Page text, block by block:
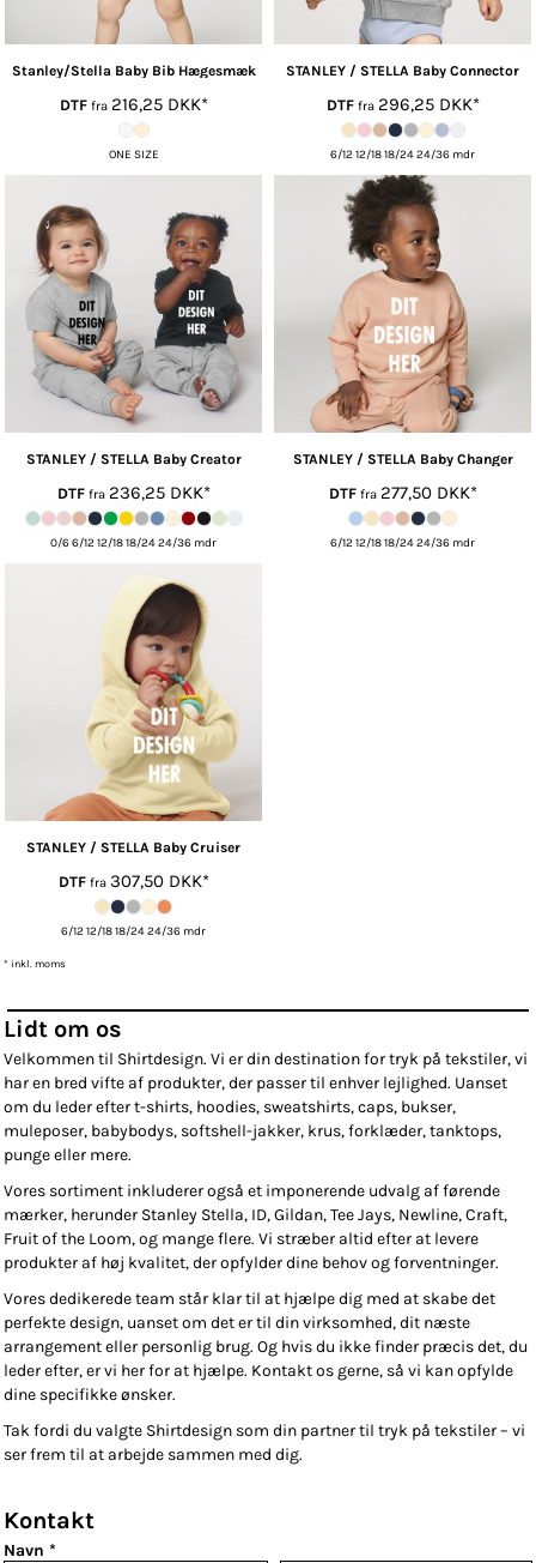
Stanley/Stella Baby Bib Hægesmæk
DTFfra 216,25 DKK*
ONE SIZE
STANLEY / STELLA Baby Connector
DTFfra 296,25 DKK*
6/12 12/18 18/24 24/36 mdr
STANLEY / STELLA Baby Creator
DTFfra 236,25 DKK*
0/6 6/12 12/18 18/24 24/36 mdr
STANLEY / STELLA Baby Changer
DTFfra 277,50 DKK*
6/12 12/18 18/24 24/36 mdr
STANLEY / STELLA Baby Cruiser
DTFfra 307,50 DKK*
6/12 12/18 18/24 24/36 mdr
* inkl. moms
Lidt om os
Velkommen til Shirtdesign. Vi er din destination for tryk på tekstiler, vi
har en bred vifte af produkter, der passer til enhver lejlighed. Uanset
om du leder efter t-shirts, hoodies, sweatshirts, caps, bukser,
muleposer, babybodys, softshell-jakker, krus, forklæder, tanktops,
punge eller mere.
Vores sortiment inkluderer også et imponerende udvalg af førende
mærker, herunder Stanley Stella, ID, Gildan, Tee Jays, Newline, Craft,
Fruit of the Loom, og mange flere. Vi stræber altid efter at levere
produkter af høj kvalitet, der opfylder dine behov og forventninger.
Vores dedikerede team står klar til at hjælpe dig med at skabe det
perfekte design, uanset om det er til din virksomhed, dit næste
arrangement eller personlig brug. Og hvis du ikke finder præcis det, du
leder efter, er vi her for at hjælpe. Kontakt os gerne, så vi kan opfylde
dine specifikke ønsker.
Tak fordi du valgte Shirtdesign som din partner til tryk på tekstiler – vi
ser frem til at arbejde sammen med dig.
Kontakt
Navn *